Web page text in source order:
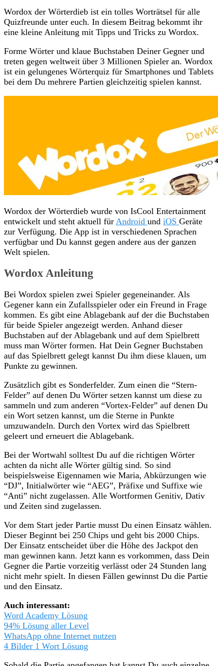
Wordox der Wörterdieb ist ein tolles Worträtsel für alle
Quizfreunde unter euch. In diesem Beitrag bekommt ihr
eine kleine Anleitung mit Tipps und Tricks zu Wordox.
Forme Wörter und klaue Buchstaben Deiner Gegner und
treten gegen weltweit über 3 Millionen Spieler an. Wordox
ist ein gelungenes Wörterquiz für Smartphones und Tablets
bei dem Du mehrere Partien gleichzeitig spielen kannst.
Wordox der Wörterdieb wurde von IsCool Entertainment
entwickelt und steht aktuell für Android und iOS Geräte
zur Verfügung. Die App ist in verschiedenen Sprachen
verfügbar und Du kannst gegen andere aus der ganzen
Welt spielen.
Wordox Anleitung
Bei Wordox spielen zwei Spieler gegeneinander. Als
Gegener kann ein Zufallsspieler oder ein Freund in Frage
kommen. Es gibt eine Ablagebank auf der die Buchstaben
für beide Spieler angezeigt werden. Anhand dieser
Buchstaben auf der Ablagebank und auf dem Spielbrett
muss man Wörter formen. Hat Dein Gegner Buchstaben
auf das Spielbrett gelegt kannst Du ihm diese klauen, um
Punkte zu gewinnen.
Zusätzlich gibt es Sonderfelder. Zum einen die “Stern-
Felder” auf denen Du Wörter setzen kannst um diese zu
sammeln und zum anderen “Vortex-Felder” auf denen Du
ein Wort setzen kannst, um die Sterne in Punkte
umzuwandeln. Durch den Vortex wird das Spielbrett
geleert und erneuert die Ablagebank.
Bei der Wortwahl solltest Du auf die richtigen Wörter
achten da nicht alle Wörter gültig sind. So sind
beispielsweise Eigennamen wie Maria, Abkürzungen wie
“DJ”, Initialwörter wie “AEG”, Präfixe und Suffixe wie
“Anti” nicht zugelassen. Alle Wortformen Genitiv, Dativ
und Zeiten sind zugelassen.
Vor dem Start jeder Partie musst Du einen Einsatz wählen.
Dieser Beginnt bei 250 Chips und geht bis 2000 Chips.
Der Einsatz entscheidet über die Höhe des Jackpot den
man gewinnen kann. Jetzt kann es vorkommen, dass Dein
Gegner die Partie vorzeitig verlässt oder 24 Stunden lang
nicht mehr spielt. In diesen Fällen gewinnst Du die Partie
und den Einsatz.
Auch interessant:
Word Academy Lösung
94% Lösung aller Level
WhatsApp ohne Internet nutzen
4 Bilder 1 Wort Lösung